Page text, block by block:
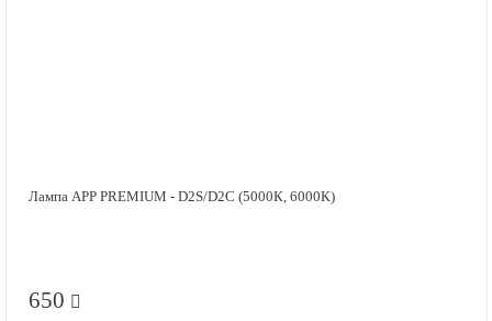
Лампа APP PREMIUM - D2S/D2C (5000К, 6000К)
650